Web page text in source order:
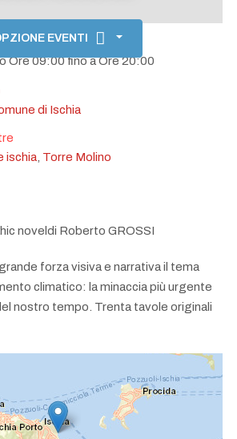
EVENTI
Ore 09:00 fino a Ore 20:00
di Ischia
ischia Torre Molino
noveldi Roberto GROSSI
forza visiva e narrativa il tema
climatico: la minaccia più urgente
nostro tempo. Trenta tavole originali